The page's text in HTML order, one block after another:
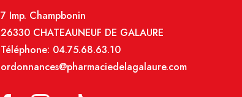
7 Imp. Champbonin
26330 CHATEAUNEUF DE GALAURE
Téléphone: 04.75.68.63.10
ordonnances@pharmaciedelagalaure.com